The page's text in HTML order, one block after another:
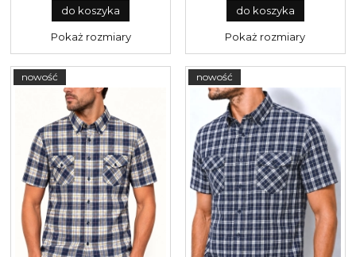
do koszyka
Pokaż rozmiary
do koszyka
Pokaż rozmiary
nowość nowość